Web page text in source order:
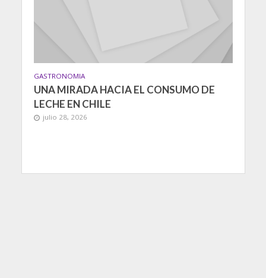
GASTRONOMIA
UNA MIRADA HACIA EL CONSUMO DE
LECHE EN CHILE
julio 28, 2026